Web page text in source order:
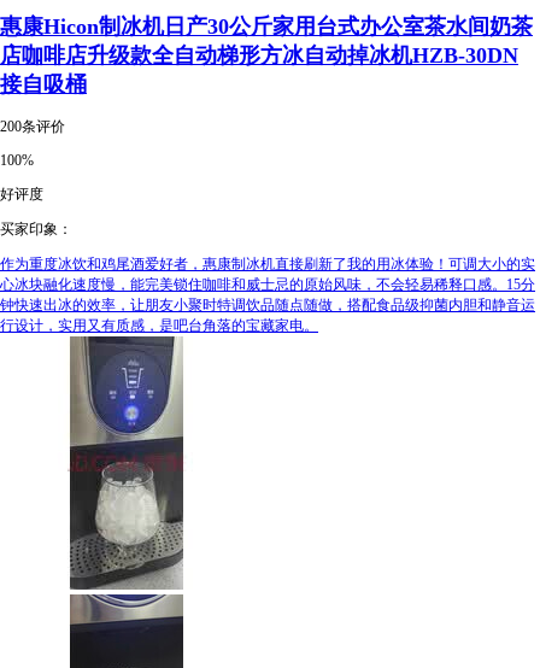
惠康Hicon制冰机日产30公斤家用台式办公室茶水间奶茶
店咖啡店升级款全自动梯形方冰自动掉冰机HZB-30DN
接自吸桶
200条评价
100%
好评度
买家印象：
作为重度冰饮和鸡尾酒爱好者，惠康制冰机直接刷新了我的用冰体验！可调大小的实
心冰块融化速度慢，能完美锁住咖啡和威士忌的原始风味，不会轻易稀释口感。15分
钟快速出冰的效率，让朋友小聚时特调饮品随点随做，搭配食品级抑菌内胆和静音运
行设计，实用又有质感，是吧台角落的宝藏家电。